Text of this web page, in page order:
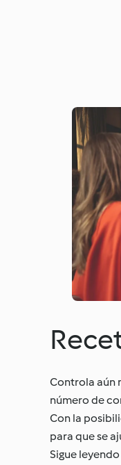
Controla aún
número de
Con la
para que se
Sigue